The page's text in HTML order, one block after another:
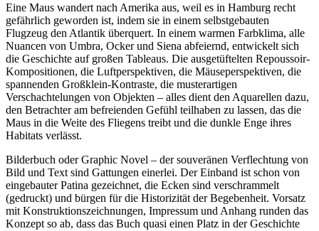
Eine Maus wandert nach Amerika aus, weil es in Hamburg recht
gefährlich geworden ist, indem sie in einem selbstgebauten
Flugzeug den Atlantik überquert. In einem warmen Farbklima, alle
Nuancen von Umbra, Ocker und Siena abfeiernd, entwickelt sich
die Geschichte auf großen Tableaus. Die ausgetüftelten Repoussoir-
Kompositionen, die Luftperspektiven, die Mäuseperspektiven, die
spannenden Großklein-Kontraste, die musterartigen
Verschachtelungen von Objekten – alles dient den Aquarellen dazu,
den Betrachter am befreienden Gefühl teilhaben zu lassen, das die
Maus in die Weite des Fliegens treibt und die dunkle Enge ihres
Habitats verlässt.
Bilderbuch oder Graphic Novel – der souveränen Verflechtung von
Bild und Text sind Gattungen einerlei. Der Einband ist schon von
eingebauter Patina gezeichnet, die Ecken sind verschrammelt
(gedruckt) und bürgen für die Historizität der Begebenheit. Vorsatz
mit Konstruktionszeichnungen, Impressum und Anhang runden das
Konzept so ab, dass das Buch quasi einen Platz in der Geschichte